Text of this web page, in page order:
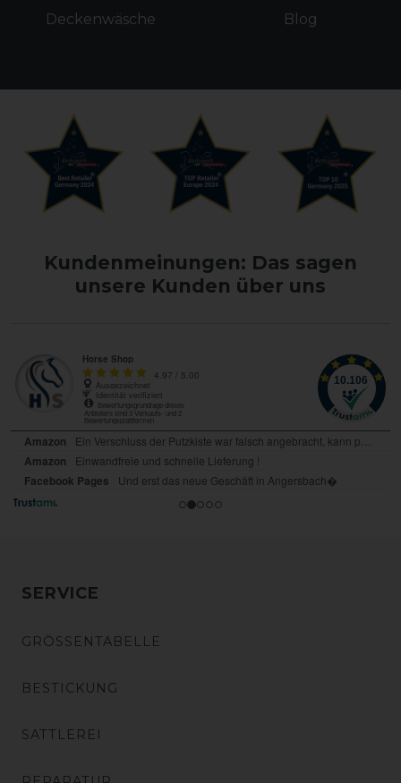
Deckenwäsche Blog
Kundenmeinungen: Das sagen
unsere Kunden über uns
SERVICE
GRÖSSENTABELLE
BESTICKUNG
SATTLEREI